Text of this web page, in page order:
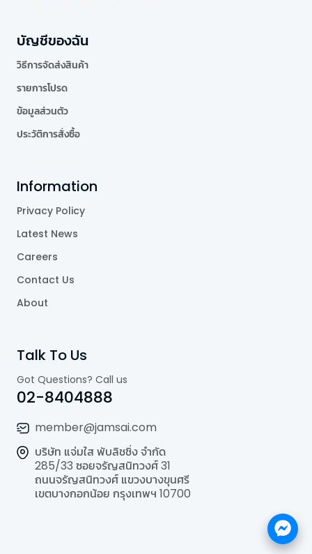
บัญชีของฉัน
วิธีการจัดส่งสินค้า
รายการโปรด
ข้อมูลส่วนตัว
ประวัติการสั่งซื้อ
Information
Privacy Policy
Latest News
Careers
Contact Us
About
Talk To Us
Got Questions? Call us
02-8404888
member@jamsai.com
บริษัท แจ่มใส พับลิชชิ่ง จำกัด
285/33 ซอยจรัญสนิทวงศ์ 31
ถนนจรัญสนิทวงศ์ แขวงบางขุนศรี
เขตบางกอกน้อย กรุงเทพฯ 10700